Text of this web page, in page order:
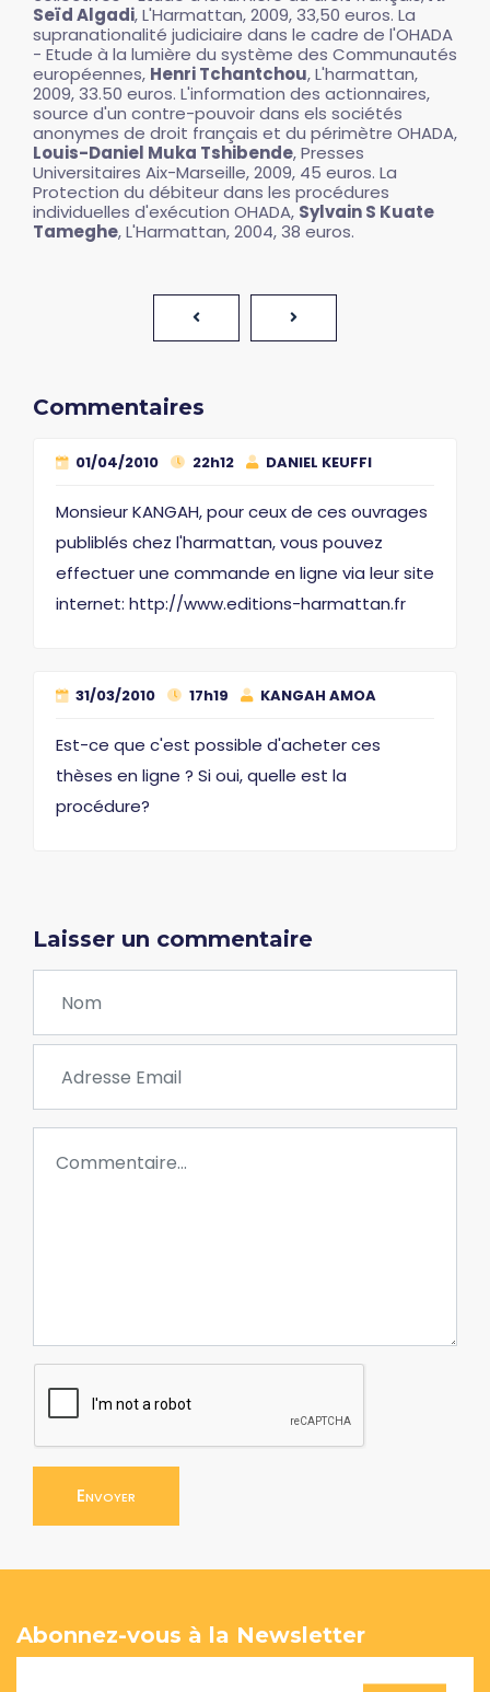
Seïd Algadi, L'Harmattan, 2009, 33,50 euros. La
supranationalité judiciaire dans le cadre de l'OHADA
- Etude à la lumière du système des Communautés
européennes, Henri Tchantchou, L'harmattan,
2009, 33.50 euros. L'information des actionnaires,
source d'un contre-pouvoir dans els sociétés
anonymes de droit français et du périmètre OHADA,
Louis-Daniel Muka Tshibende, Presses
Universitaires Aix-Marseille, 2009, 45 euros. La
Protection du débiteur dans les procédures
individuelles d'exécution OHADA, Sylvain S Kuate
Tameghe, L'Harmattan, 2004, 38 euros.
Commentaires
01/04/2010 22h12 DANIEL KEUFFI
Monsieur KANGAH, pour ceux de ces ouvrages
publiblés chez l'harmattan, vous pouvez
effectuer une commande en ligne via leur site
internet: http://www.editions-harmattan.fr
31/03/2010 17h19 KANGAH AMOA
Est-ce que c'est possible d'acheter ces
thèses en ligne ? Si oui, quelle est la
procédure?
Laisser un commentaire
Envoyer
Abonnez-vous à la Newsletter